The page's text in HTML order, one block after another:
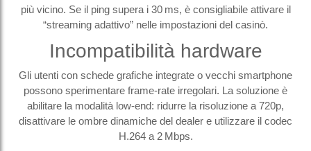
più vicino. Se il ping supera i 30 ms, è consigliabile attivare il
“streaming adattivo” nelle impostazioni del casinò.
Incompatibilità hardware
Gli utenti con schede grafiche integrate o vecchi smartphone
possono sperimentare frame‑rate irregolari. La soluzione è
abilitare la modalità low‑end: ridurre la risoluzione a 720p,
disattivare le ombre dinamiche del dealer e utilizzare il codec
H.264 a 2 Mbps.